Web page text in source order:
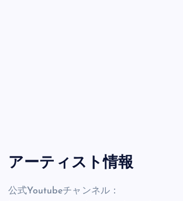
アーティスト情報
公式Youtubeチャンネル：